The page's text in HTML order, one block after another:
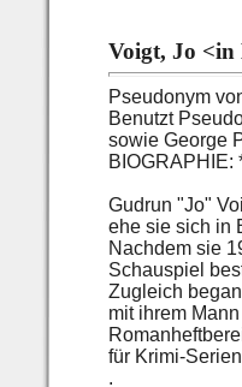
Voigt, Jo <in
Pseudonym
Benutzt
sowie George
BIOGRAPHIE:
Gudrun "Jo"
ehe sie sich in
Nachdem sie
Schauspiel
Zugleich
mit ihrem
für Krimi-
.